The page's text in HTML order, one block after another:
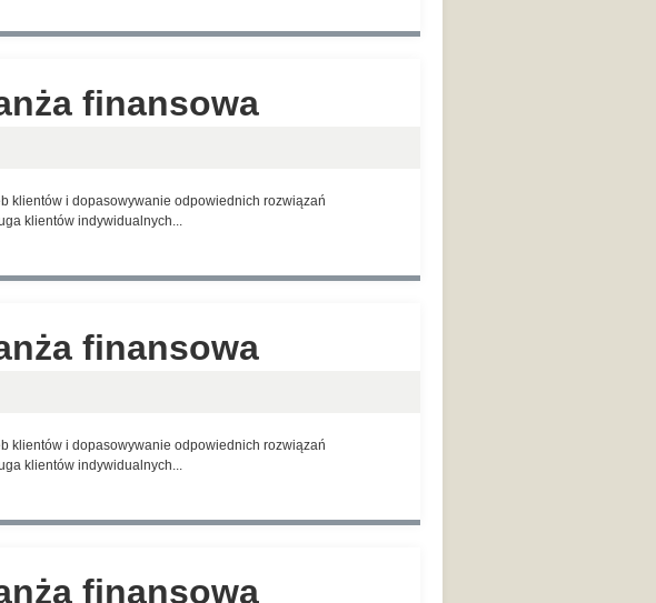
finansowa
klientów i dopasowywanie odpowiednich rozwiązań
klientów indywidualnych...
finansowa
klientów i dopasowywanie odpowiednich rozwiązań
klientów indywidualnych...
finansowa